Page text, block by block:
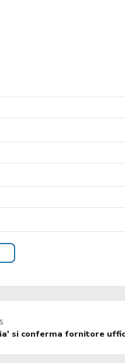
si conferma fornitore